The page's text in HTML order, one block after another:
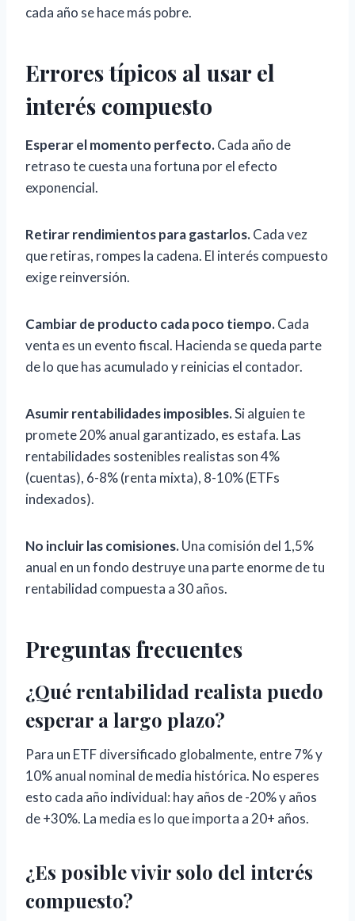
cada año se hace más pobre.
Errores típicos al usar el
interés compuesto
Esperar el momento perfecto.Cada año de
retraso te cuesta una fortuna por el efecto
exponencial.
Retirar rendimientos para gastarlos.Cada vez
que retiras, rompes la cadena. El interés compuesto
exige reinversión.
Cambiar de producto cada poco tiempo.Cada
venta es un evento fiscal. Hacienda se queda parte
de lo que has acumulado y reinicias el contador.
Asumir rentabilidades imposibles.Si alguien te
promete 20% anual garantizado, es estafa. Las
rentabilidades sostenibles realistas son 4%
(cuentas), 6-8% (renta mixta), 8-10% (ETFs
indexados).
No incluir las comisiones.Una comisión del 1,5%
anual en un fondo destruye una parte enorme de tu
rentabilidad compuesta a 30 años.
Preguntas frecuentes
¿Qué rentabilidad realista puedo
esperar a largo plazo?
Para un ETF diversificado globalmente, entre 7% y
10% anual nominal de media histórica. No esperes
esto cada año individual: hay años de -20% y años
de +30%. La media es lo que importa a 20+ años.
¿Es posible vivir solo del interés
compuesto?